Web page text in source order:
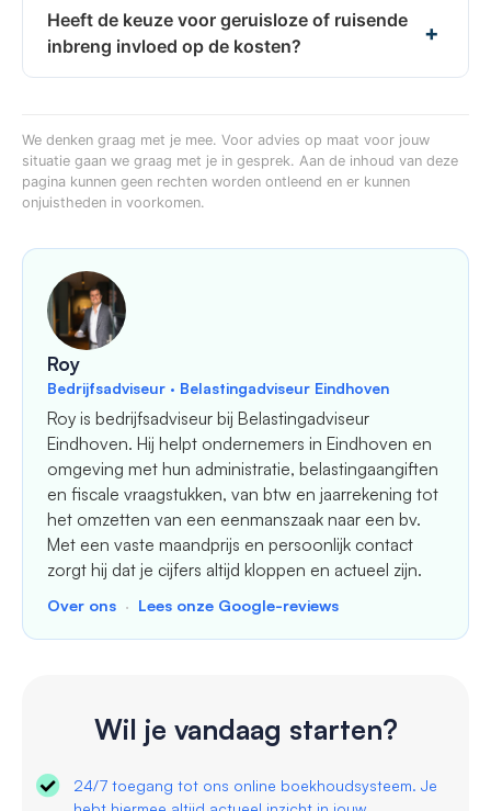
Heeft de keuze voor geruisloze of ruisende
inbreng invloed op de kosten?
We denken graag met je mee. Voor advies op maat voor jouw
situatie gaan we graag met je in gesprek. Aan de inhoud van deze
pagina kunnen geen rechten worden ontleend en er kunnen
onjuistheden in voorkomen.
Roy
Bedrijfsadviseur · Belastingadviseur Eindhoven
Roy is bedrijfsadviseur bij Belastingadviseur
Eindhoven. Hij helpt ondernemers in Eindhoven en
omgeving met hun administratie, belastingaangiften
en fiscale vraagstukken, van btw en jaarrekening tot
het omzetten van een eenmanszaak naar een bv.
Met een vaste maandprijs en persoonlijk contact
zorgt hij dat je cijfers altijd kloppen en actueel zijn.
Over ons · Lees onze Google-reviews
Wil je vandaag starten?
24/7 toegang tot ons online boekhoudsysteem. Je